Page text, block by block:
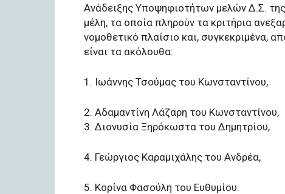
Ανάδειξης Υποψηφιοτήτων μελών Δ.Σ.
μέλη, τα οποία πληρούν τα κριτήρια
νομοθετικό πλαίσιο και, συγκεκριμένα,
είναι τα ακόλουθα:
1. Ιωάννης Τσούμας του Κωνσταντίνου,
2. Αδαμαντίνη Λάζαρη του Κωνσταντίνου,
3. Διονυσία Ξηρόκωστα του Δημητρίου,
4. Γεώργιος Καραμιχάλης του Ανδρέα,
5. Κορίνα Φασούλη του Ευθυμίου.